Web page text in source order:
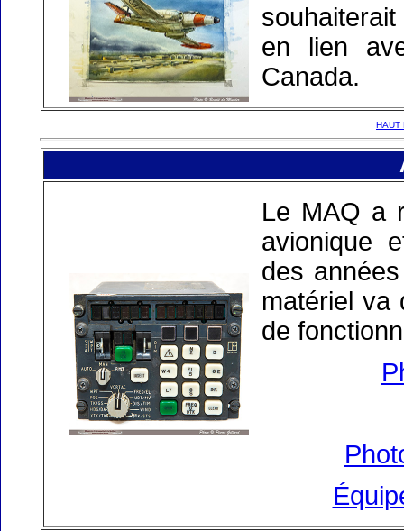
en lien
Canada.
HAUT
Le MAQ a
avionique
des
matériel va
de